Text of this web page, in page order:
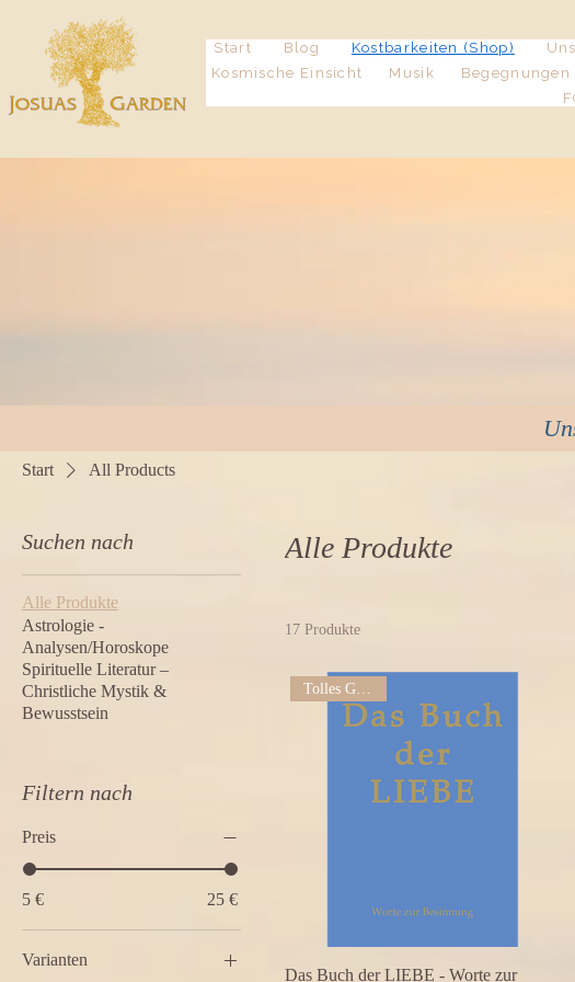
Start Blog Kostbarkeiten (Shop)
Kosmische Einsicht
Musik Begegnungen
Start All Products
Suchen nach
Alle Produkte
Astrologie -
Analysen/Horoskope
Spirituelle Literatur –
Christliche Mystik &
Bewusstsein
Filtern nach
Preis
5 € 25 €
Varianten
Alle Produkte
17 Produkte
Tolles Geschenk
Das Buch der LIEBE - Worte zur